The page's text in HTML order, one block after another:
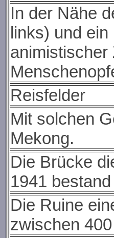
In der Nähe
links) und
animistischer
Reisfelder
Mit solchen
Mekong.
Die Brücke
1941
Die Ruine
zwischen